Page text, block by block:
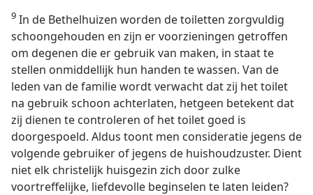
9 In de Bethelhuizen worden de toiletten zorgvuldig
schoongehouden en zijn er voorzieningen getroffen
om degenen die er gebruik van maken, in staat te
stellen onmiddellijk hun handen te wassen. Van de
leden van de familie wordt verwacht dat zij het toilet
na gebruik schoon achterlaten, hetgeen betekent dat
zij dienen te controleren of het toilet goed is
doorgespoeld. Aldus toont men consideratie jegens de
volgende gebruiker of jegens de huishoudzuster. Dient
niet elk christelijk huisgezin zich door zulke
voortreffelijke, liefdevolle beginselen te laten leiden?